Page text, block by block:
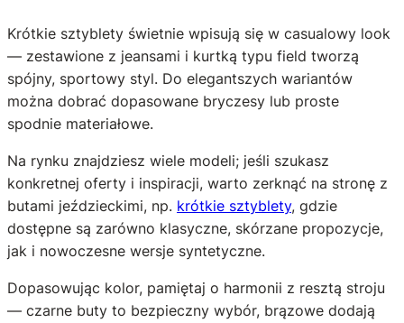
Krótkie sztyblety świetnie wpisują się w casualowy look
— zestawione z jeansami i kurtką typu field tworzą
spójny, sportowy styl. Do elegantszych wariantów
można dobrać dopasowane bryczesy lub proste
spodnie materiałowe.
Na rynku znajdziesz wiele modeli; jeśli szukasz
konkretnej oferty i inspiracji, warto zerknąć na stronę z
butami jeździeckimi, np. krótkie sztyblety, gdzie
dostępne są zarówno klasyczne, skórzane propozycje,
jak i nowoczesne wersje syntetyczne.
Dopasowując kolor, pamiętaj o harmonii z resztą stroju
— czarne buty to bezpieczny wybór, brązowe dodają